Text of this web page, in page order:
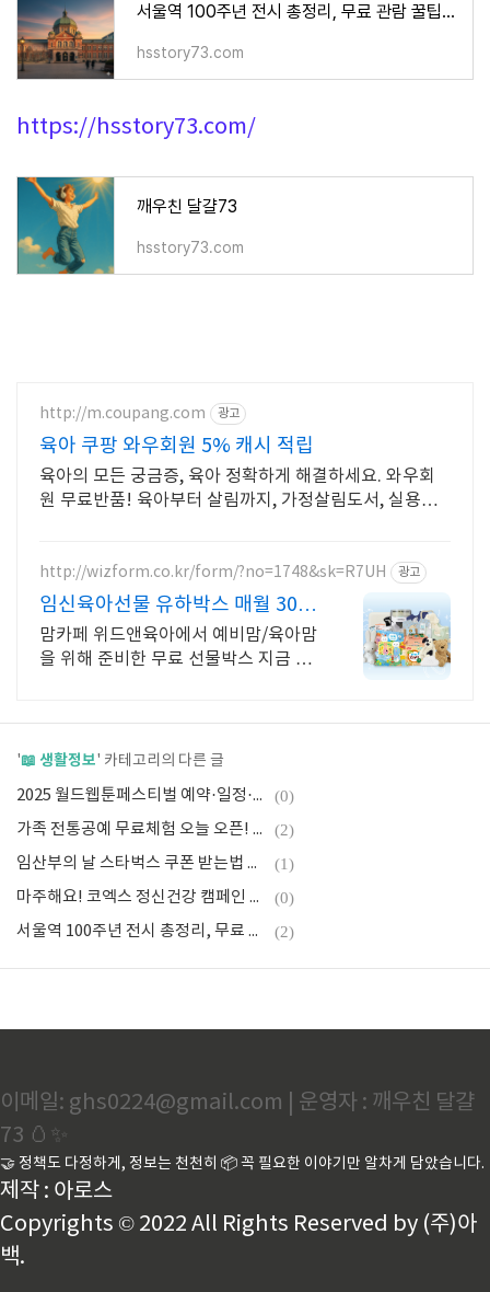
서울역 100주년 전시 총정리, 무료 관람 꿀팁까지
hsstory73.com
https://hsstory73.com/
깨우친 달걀73
hsstory73.com
http://m.coupang.com 광고
육아 쿠팡 와우회원 5% 캐시 적립
육아의 모든 궁금증, 육아 정확하게 해결하세요. 와우회
원 무료반품! 육아부터 살림까지, 가정살림도서, 실용적
http://wizform.co.kr/form/?no=1748&sk=R7UH 광고
임신육아선물 유하박스 매월 300
명 추첨
맘카페 위드앤육아에서 예비맘/육아맘
을 위해 준비한 무료 선물박스 지금 신
'📖 생활정보' 카테고리의 다른 글
2025 월드웹툰페스티벌 예약·일정·팝업 총정리 (0)
가족 전통공예 무료체험 오늘 오픈! 신청 방법 (2)
임산부의 날 스타벅스 쿠폰 받는법 총정리 (1)
마주해요! 코엑스 정신건강 캠페인 완벽 가이드 (0)
서울역 100주년 전시 총정리, 무료 관람 꿀팁까지 (2)
이메일: ghs0224@gmail.com | 운영자 : 깨우친 달걀
73 🥚✨
🤝 정책도 다정하게, 정보는 천천히 📦 꼭 필요한 이야기만 알차게 담았습니다.
제작 : 아로스
Copyrights © 2022 All Rights Reserved by (주)아
백.